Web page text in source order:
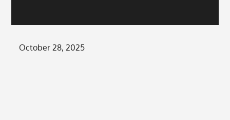
Posted
October 28, 2025